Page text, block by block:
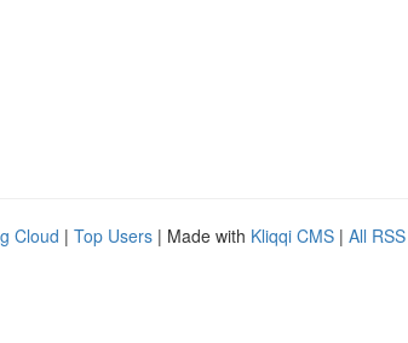
Cloud | Top Users | Made with Kliqqi CMS | All